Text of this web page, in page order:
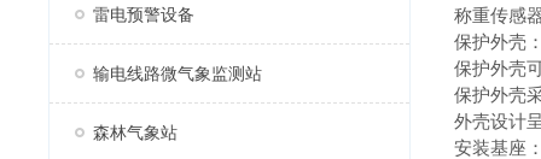
雷电预警设备
输电线路微气象监测站
森林气象站
称重传感
保护外壳
保护外壳
保护外壳
外壳设计
安装基座